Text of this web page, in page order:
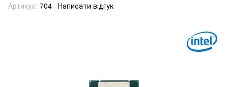
Артикул: 704 Написати відгук